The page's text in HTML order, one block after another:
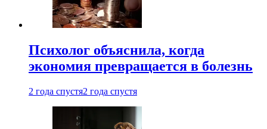
Психолог объяснила, когда
экономия превращается в болезнь
2 года спустя2 года спустя